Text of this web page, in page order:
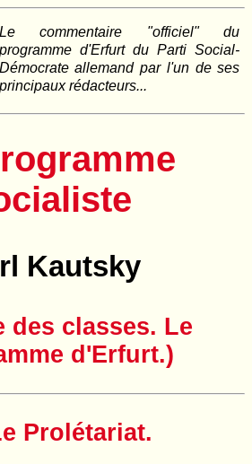
Le commentaire "officiel" du
programme d'Erfurt du Parti Social-
Démocrate allemand par l'un de ses
principaux rédacteurs...
Kautsky
des classes. Le
d'Erfurt.)
Prolétariat.